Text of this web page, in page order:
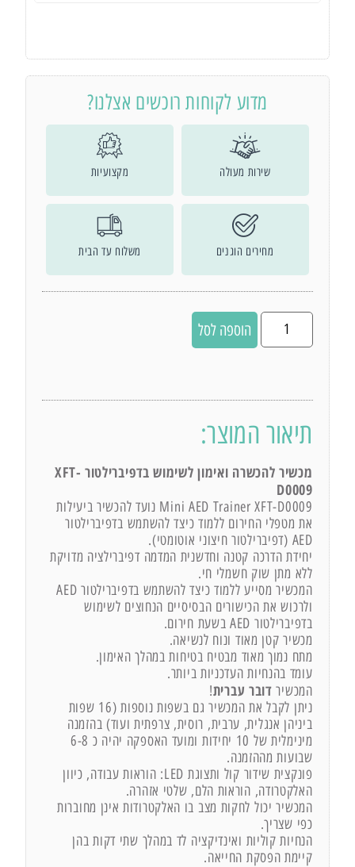
מדוע לקוחות רוכשים אצלנו?
שירות מעולה מקצועיות
מחירים הוגנים משלוח עד הבית
הוספה לסל
תיאור המוצר:
מכשיר להכשרה ואימון לשימוש בדפיברילטור XFT-
D0009
Mini AED Trainer XFT-D0009 נועד להכשיר ביעילות
את מטפלי החירום ללמוד כיצד להשתמש בדפיברילטור
AED (דפיברילטור חיצוני אוטומטי).
יחידת הדרכה קטנה וחדשנית המדמה דפיברילציה מדויקת
ללא מתן שוק חשמלי חי.
המכשיר מסייע ללמוד כיצד להשתמש בדפיברילטור AED
ולרכוש את הכישורים הבסיסיים הנחוצים לשימוש
בדפיברילטור AED בשעת חירום.
מכשיר קטן מאוד ונוח לנשיאה.
מתח נמוך מאוד מבטיח בטיחות במהלך האימון.
עומד בהנחיות העדכניות ביותר.
המכשירדובר עברית!
ניתן לקבל את המכשיר גם בשפות נוספות (16 שפות
ביניהן אנגלית, ערבית, רוסית, צרפתית ועוד) בהזמנה
מינימלית של 10 יחידות ומועד האספקה יהיה כ 6-8
שבועות מההזמנה.
פונקצית שידור קול ותצוגת LED: הוראות עבודה, כיוון
האלקטרודה, הוראות הלם, שלטי אזהרה.
המכשיר יכול לחקות מצב בו האלקטרודות אינן מחוברות
כפי שצריך.
הנחיות קוליות ואינדיקציה לד במהלך שתי דקות בהן
קיימת הפסקת החייאה.